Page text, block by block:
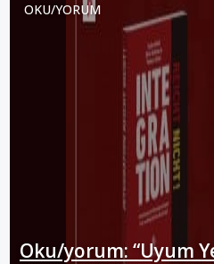
OKU/YORUM
Oku/yorum: “Uyum